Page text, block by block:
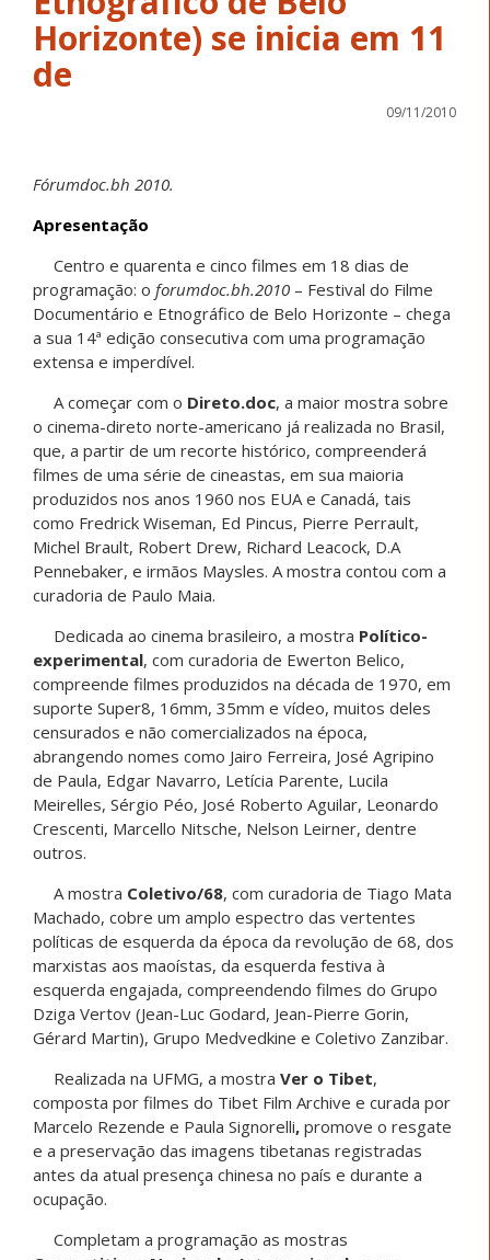
Horizonte) se inicia em 11
de
09/11/2010
Fórumdoc.bh 2010.
Apresentação
Centro e quarenta e cinco filmes em 18 dias de
programação: o forumdoc.bh.2010 – Festival do Filme
Documentário e Etnográfico de Belo Horizonte – chega
a sua 14ª edição consecutiva com uma programação
extensa e imperdível.
A começar com o Direto.doc, a maior mostra sobre
o cinema-direto norte-americano já realizada no Brasil,
que, a partir de um recorte histórico, compreenderá
filmes de uma série de cineastas, em sua maioria
produzidos nos anos 1960 nos EUA e Canadá, tais
como Fredrick Wiseman, Ed Pincus, Pierre Perrault,
Michel Brault, Robert Drew, Richard Leacock, D.A
Pennebaker, e irmãos Maysles. A mostra contou com a
curadoria de Paulo Maia.
Dedicada ao cinema brasileiro, a mostra Político-
experimental, com curadoria de Ewerton Belico,
compreende filmes produzidos na década de 1970, em
suporte Super8, 16mm, 35mm e vídeo, muitos deles
censurados e não comercializados na época,
abrangendo nomes como Jairo Ferreira, José Agripino
de Paula, Edgar Navarro, Letícia Parente, Lucila
Meirelles, Sérgio Péo, José Roberto Aguilar, Leonardo
Crescenti, Marcello Nitsche, Nelson Leirner, dentre
outros.
A mostra Coletivo/68, com curadoria de Tiago Mata
Machado, cobre um amplo espectro das vertentes
políticas de esquerda da época da revolução de 68, dos
marxistas aos maoístas, da esquerda festiva à
esquerda engajada, compreendendo filmes do Grupo
Dziga Vertov (Jean-Luc Godard, Jean-Pierre Gorin,
Gérard Martin), Grupo Medvedkine e Coletivo Zanzibar.
Realizada na UFMG, a mostra Ver o Tibet,
composta por filmes do Tibet Film Archive e curada por
Marcelo Rezende e Paula Signorelli, promove o res­gate
e a preservação das imagens tibeta­nas registradas
antes da atual presença chinesa no país e durante a
ocupação.
Completam a programação as mostras